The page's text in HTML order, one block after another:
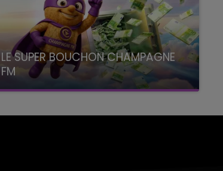
LE SUPER BOUCHON CHAMPAGNE
FM
avec La Famille Champagne FM, à 8H10